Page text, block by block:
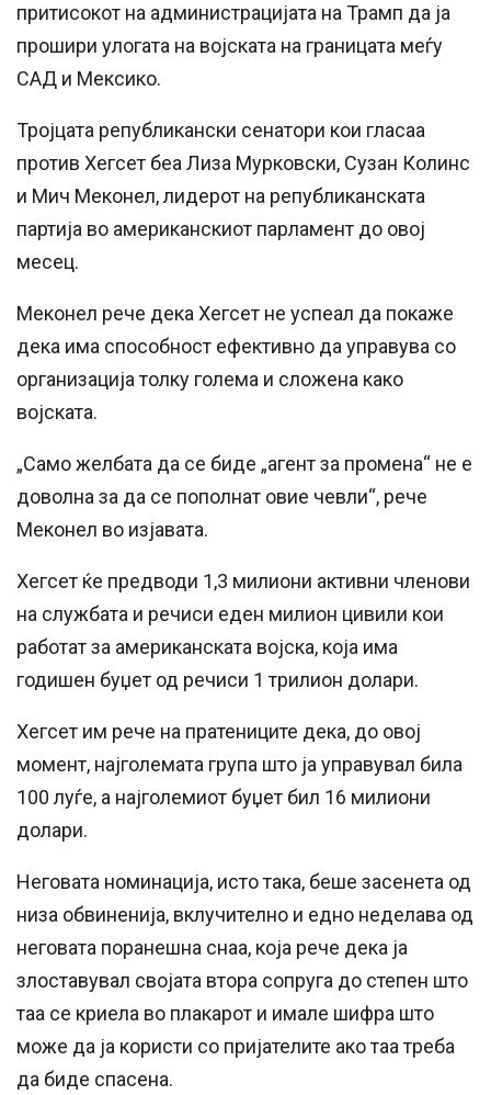
притисокот на администрацијата на Трамп да ја
прошири улогата на војската на границата меѓу
САД и Мексико.
Тројцата републикански сенатори кои гласаа
против Хегсет беа Лиза Мурковски, Сузан Колинс
и Мич Меконел, лидерот на републиканската
партија во американскиот парламент до овој
месец.
Меконел рече дека Хегсет не успеал да покаже
дека има способност ефективно да управува со
организација толку голема и сложена како
војската.
„Само желбата да се биде „агент за промена“ не е
доволна за да се пополнат овие чевли“, рече
Меконел во изјавата.
Хегсет ќе предводи 1,3 милиони активни членови
на службата и речиси еден милион цивили кои
работат за американската војска, која има
годишен буџет од речиси 1 трилион долари.
Хегсет им рече на пратениците дека, до овој
момент, најголемата група што ја управувал била
100 луѓе, а најголемиот буџет бил 16 милиони
долари.
Неговата номинација, исто така, беше засенета од
низа обвиненија, вклучително и едно неделава од
неговата поранешна снаа, која рече дека ја
злоставувал својата втора сопруга до степен што
таа се криела во плакарот и имале шифра што
може да ја користи со пријателите ако таа треба
да биде спасена.